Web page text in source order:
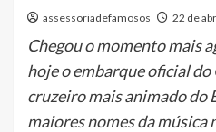
assessoriadefamosos 22 de
Chegou o momento mais
hoje o embarque oficial
cruzeiro mais animado do
maiores nomes da música